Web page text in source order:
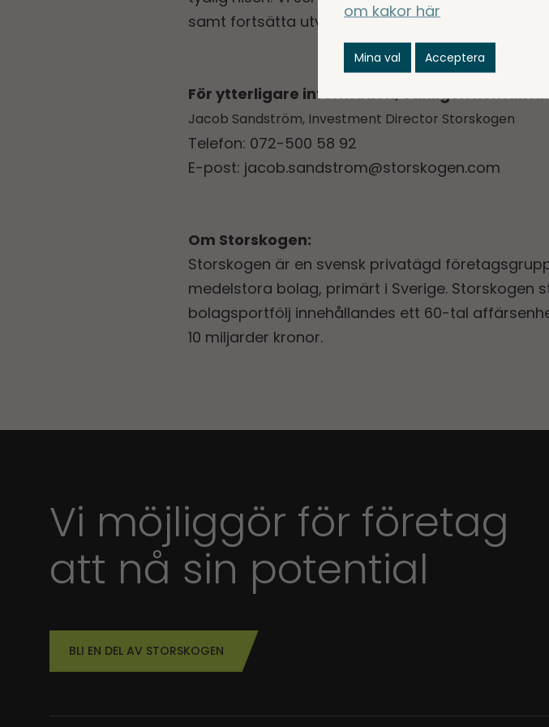
samt fortsätta utveckla hela Storskogens
För ytterligare information, vänligen
Jacob Sandström, Investment Director Storskogen
Telefon: 072-500 58 92
E-post: jacob.sandstrom@storskogen.com
Om Storskogen:
Storskogen är en svensk privatägd
medelstora bolag, primärt i Sverige. Storskogen
bolagsportfölj innehållandes ett 60-tal
10 miljarder kronor.
Vi möjliggör för företag
att nå sin potential
BLI EN DEL AV STORSKOGEN
om kakor här
Mina val Acceptera